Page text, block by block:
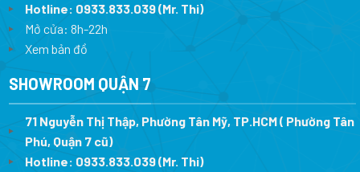
Hotline: 0933.833.039(Mr. Thi)
Mở cửa: 8h-22h
Xem bản đồ
SHOWROOM QUẬN 7
71 Nguyễn Thị Thập, Phường Tân Mỹ, TP.HCM ( Phường Tân
Phú, Quận 7 cũ)
Hotline: 0933.833.039(Mr. Thi)